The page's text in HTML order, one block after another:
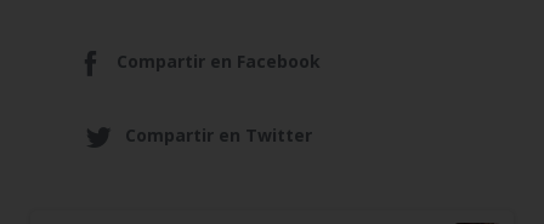
Compartir en Facebook
Compartir en Twitter